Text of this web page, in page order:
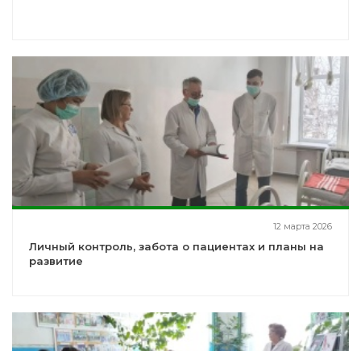
12 марта 2026
Личный контроль, забота о пациентах и планы на
развитие